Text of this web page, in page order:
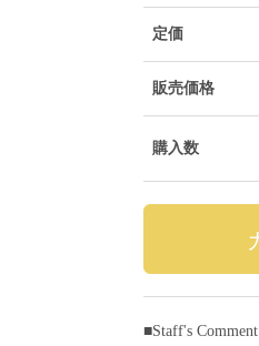
定価
販売価格
購入数
■Staff's Comment